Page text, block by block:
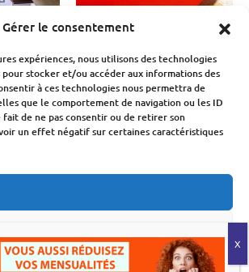
Gérer le consentement
expériences, nous utilisons des technologies
stocker et/ou accéder aux informations des
à ces technologies nous permettra de
que le comportement de navigation ou les ID
fait de ne pas consentir ou de retirer son
un effet négatif sur certaines caractéristiques
: le
où
Placements
Livret A premier
semestre 2026 : pire
trimestre depuis 2008